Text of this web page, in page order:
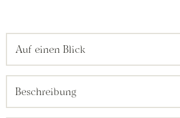
Auf einen Blick
Beschreibung